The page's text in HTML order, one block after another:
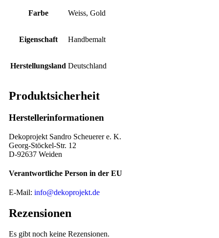
Farbe Weiss, Gold
Eigenschaft Handbemalt
Herstellungsland Deutschland
Produktsicherheit
Herstellerinformationen
Dekoprojekt Sandro Scheuerer e. K.
Georg-Stöckel-Str. 12
D-92637 Weiden
Verantwortliche Person in der EU
E-Mail: info@dekoprojekt.de
Rezensionen
Es gibt noch keine Rezensionen.